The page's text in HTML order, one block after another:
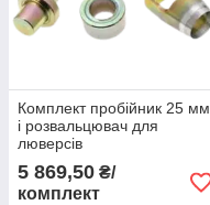
Комплект пробійник 25 мм
і розвальцювач для
люверсів
5 869,50 ₴/
комплект